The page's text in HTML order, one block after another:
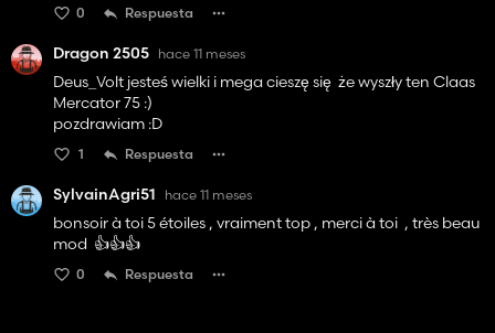
0 Respuesta
Dragon 2505 hace 11 meses
Deus_Volt jesteś wielki i mega cieszę się że wyszły ten Claas
Mercator 75 :)
pozdrawiam :D
1 Respuesta
SylvainAgri51 hace 11 meses
bonsoir à toi 5 étoiles , vraiment top , merci à toi , très beau
mod 👍️👍️👍️
0 Respuesta